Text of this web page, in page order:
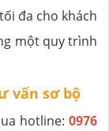
đa cho khách
một quy trình
vấn sơ bộ
hotline: 0976